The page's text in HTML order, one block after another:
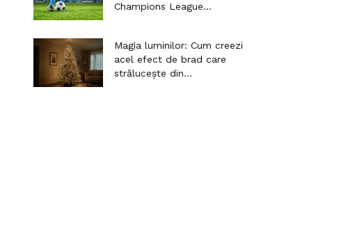
Champions League...
Magia luminilor: Cum creezi
acel efect de brad care
strălucește din...